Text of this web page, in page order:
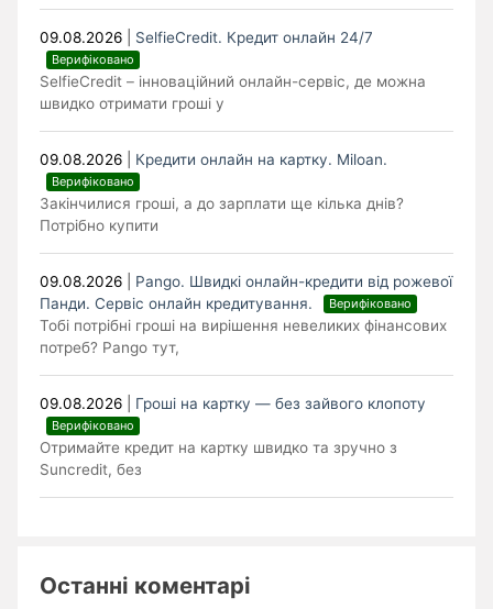
09.08.2026 SelfieCredit. Кредит онлайн 24/7
Верифіковано
SelfieCredit – інноваційний онлайн-сервіс, де можна
швидко отримати гроші у
09.08.2026 Кредити онлайн на картку. Miloan.
Верифіковано
Закінчилися гроші, а до зарплати ще кілька днів?
Потрібно купити
09.08.2026
Pango. Швидкі онлайн-кредити від рожевої
Панди. Cервіс онлайн кредитування.
Верифіковано
Тобі потрібні гроші на вирішення невеликих фінансових
потреб? Pango тут,
09.08.2026 Гроші на картку — без зайвого клопоту
Верифіковано
Отримайте кредит на картку швидко та зручно з
Suncredit, без
Останні коментарі